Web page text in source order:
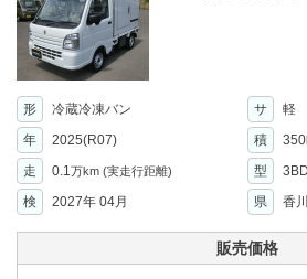
形 冷蔵冷凍バン サ
軽
年
2025(R07) 積 350
走 0.1万km (実走行距離) 型
検
2027年 04月 県 香
販売価格